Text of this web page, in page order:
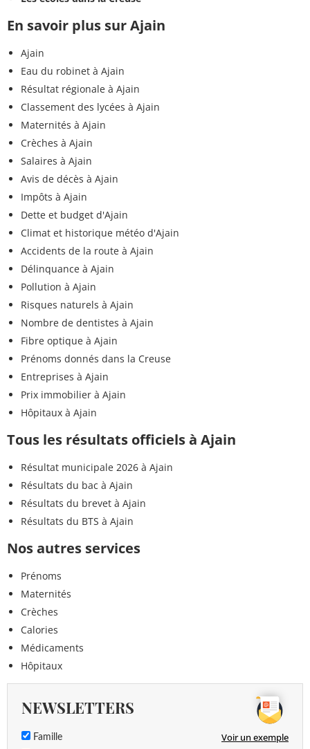
En savoir plus sur Ajain
Ajain
Eau du robinet à Ajain
Résultat régionale à Ajain
Classement des lycées à Ajain
Maternités à Ajain
Crèches à Ajain
Salaires à Ajain
Avis de décès à Ajain
Impôts à Ajain
Dette et budget d'Ajain
Climat et historique météo d'Ajain
Accidents de la route à Ajain
Délinquance à Ajain
Pollution à Ajain
Risques naturels à Ajain
Nombre de dentistes à Ajain
Fibre optique à Ajain
Prénoms donnés dans la Creuse
Entreprises à Ajain
Prix immobilier à Ajain
Hôpitaux à Ajain
Tous les résultats officiels à Ajain
Résultat municipale 2026 à Ajain
Résultats du bac à Ajain
Résultats du brevet à Ajain
Résultats du BTS à Ajain
Nos autres services
Prénoms
Maternités
Crèches
Calories
Médicaments
Hôpitaux
NEWSLETTERS
Famille Voir un exemple